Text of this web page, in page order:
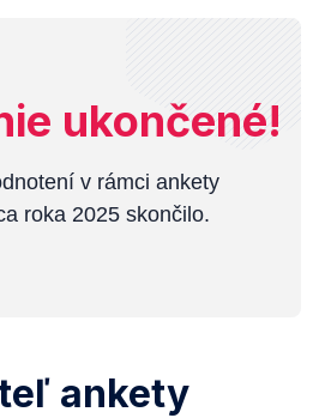
ukončené!
v rámci ankety
roka 2025 skončilo.
ankety